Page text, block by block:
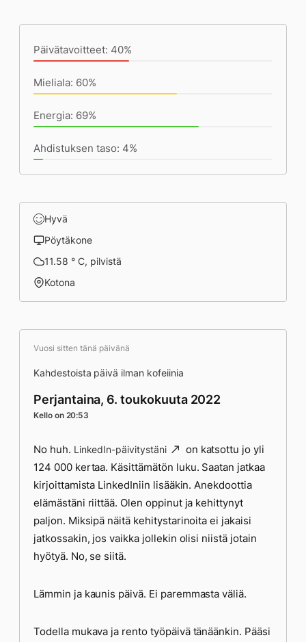
Päivätavoitteet: 40%
Mieliala: 60%
Energia: 69%
Ahdistuksen taso: 4%
Hyvä
Pöytäkone
11.58 ° C, pilvistä
Kotona
Vuosi sitten tänä päivänä
Kahdestoista päivä ilman kofeiinia
Perjantaina, 6. toukokuuta 2022
Kello on 20:53
No huh. LinkedIn-päivitystäni
on katsottu jo yli
124 000 kertaa. Käsittämätön luku. Saatan jatkaa
kirjoittamista LinkedIniin lisääkin. Anekdoottia
elämästäni riittää. Olen oppinut ja kehittynyt
paljon. Miksipä näitä kehitystarinoita ei jakaisi
jatkossakin, jos vaikka jollekin olisi niistä jotain
hyötyä. No, se siitä.
Lämmin ja kaunis päivä. Ei paremmasta väliä.
Todella mukava ja rento työpäivä tänäänkin. Pääsi